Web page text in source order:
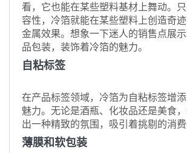
看，它也能在某些塑料基材上舞动。
容性，冷箔就能在某些塑料上创造奇
金属效果。想象一下迷人的销售点展
品包装，装饰着冷箔的魅力。
自粘标签
在产品标签领域，冷箔为自粘标签增
魅力。无论是酒瓶、化妆品还是美食
出一种精致的氛围，吸引着挑剔的消费
薄膜和软包装